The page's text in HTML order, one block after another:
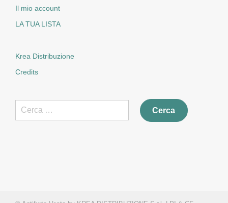
Il mio account
LA TUA LISTA
Krea Distribuzione
Credits
per: